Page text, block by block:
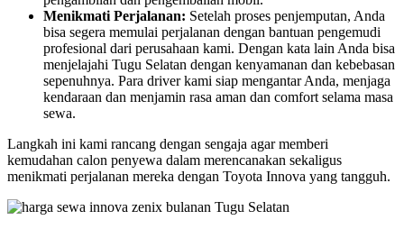
Menikmati Perjalanan: Setelah proses penjemputan, Anda
bisa segera memulai perjalanan dengan bantuan pengemudi
profesional dari perusahaan kami. Dengan kata lain Anda bisa
menjelajahi Tugu Selatan dengan kenyamanan dan kebebasan
sepenuhnya. Para driver kami siap mengantar Anda, menjaga
kendaraan dan menjamin rasa aman dan comfort selama masa
sewa.
Langkah ini kami rancang dengan sengaja agar memberi
kemudahan calon penyewa dalam merencanakan sekaligus
menikmati perjalanan mereka dengan Toyota Innova yang tangguh.